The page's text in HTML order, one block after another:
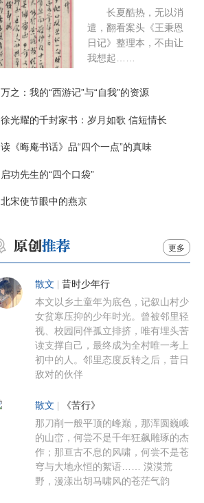
长夏酷热，无以消
遣，翻看案头《王秉恩
日记》整理本，不由让
我想起……
万之：我的“西游记”与“自我”的资源
徐光耀的千封家书：岁月如歌 信短情长
读《晦庵书话》品“四个一点”的真味
启功先生的“四个口袋”
北宋使节眼中的燕京
更多
散文 昔时少年行
本文以乡土童年为底色，记叙山村少
女贫寒压抑的少年时光。曾被邻里轻
视、校园同伴孤立排挤，唯有埋头苦
读支撑自己，最终成为全村唯一考上
初中的人。邻里态度反转之后，昔日
敌对的伙伴
散文 《苦行》
那刀削一般平顶的峰巅，那浑圆巍峨
的山峦，何尝不是千年狂飙雕琢的杰
作；那亘古不息的风啸，何尝不是苍
穹与大地永恒的絮语…… 漠漠荒
野，漫漾出胡马啸风的苍茫气韵